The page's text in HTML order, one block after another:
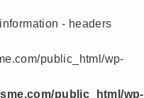
- headers
public_html/wp-
public_html/wp-